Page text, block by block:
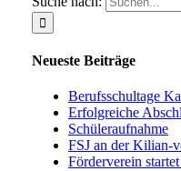
Neueste Beiträge
Berufsschultage
Erfolgreiche
Schüleraufnahme
FSJ an der Kilian-
Förderverein